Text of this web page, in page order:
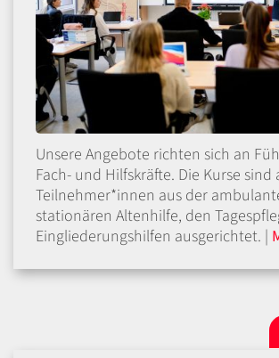
Unsere Angebote richten sich an
Fach- und Hilfskräfte. Die Kurse sind
Teilnehmer*innen aus der
stationären Altenhilfe, den
Eingliederungshilfen ausgerichtet. |